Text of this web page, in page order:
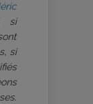
si
si